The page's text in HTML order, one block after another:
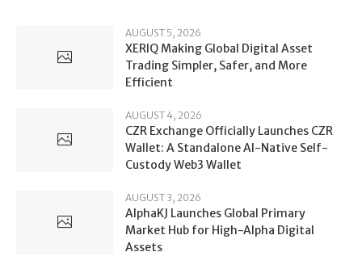
AUGUST 5, 2026
XERIQ Making Global Digital Asset
Trading Simpler, Safer, and More
Efficient
AUGUST 4, 2026
CZR Exchange Officially Launches CZR
Wallet: A Standalone AI-Native Self-
Custody Web3 Wallet
AUGUST 3, 2026
AlphaKJ Launches Global Primary
Market Hub for High-Alpha Digital
Assets